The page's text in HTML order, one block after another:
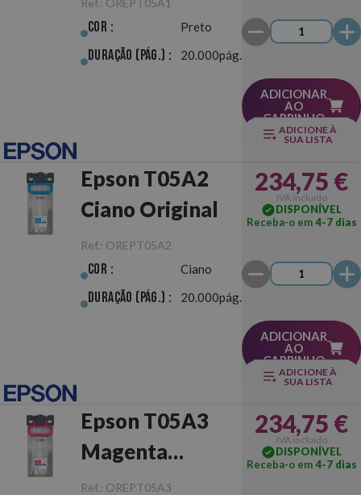
Cor : Preto
Duração (pág.) : 20.000pág.
ADICIONAR
AO
CARRINHO
ADICIONE À
SUA LISTA
Epson T05A2
Ciano Original
Ref.: OREPT05A2
Cor : Ciano
Duração (pág.) : 20.000pág.
234,75 €
IVA incluído
DISPONÍVEL
Receba-o em4-7 dias
ADICIONAR
AO
CARRINHO
ADICIONE À
SUA LISTA
Epson T05A3
Magenta
Original
Ref.: OREPT05A3
234,75 €
IVA incluído
DISPONÍVEL
Receba-o em4-7 dias